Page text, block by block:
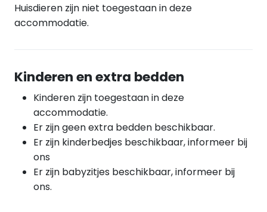
Huisdieren zijn niet toegestaan in deze
accommodatie.
Kinderen en extra bedden
Kinderen zijn toegestaan in deze
accommodatie.
Er zijn geen extra bedden beschikbaar.
Er zijn kinderbedjes beschikbaar, informeer bij
ons
Er zijn babyzitjes beschikbaar, informeer bij
ons.